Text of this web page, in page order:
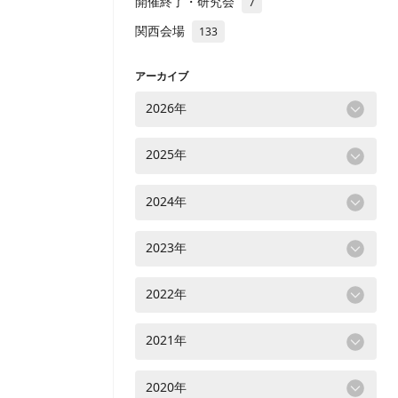
関西会場 133
アーカイブ
2026年
2025年
2024年
2023年
2022年
2021年
2020年